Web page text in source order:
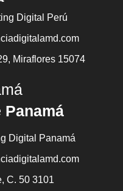
Digital Perú
Miraflores 15074
Panamá
Digital Panamá
C. 50 3101